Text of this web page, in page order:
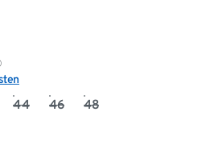
44 46 48